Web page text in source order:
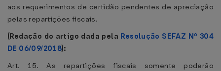
aos requerimentos de certidão pendentes de apreciação
pelas repartições fiscais.
(Redação do artigo dada pela Resolução SEFAZ Nº 304
DE 06/09/2018):
Art. 15. As repartições fiscais somente poderão